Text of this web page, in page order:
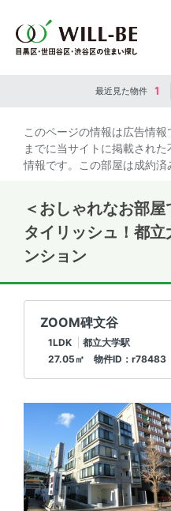
最近見た物件 1
このページの情報は広告情
までに当サイトに掲載され
情報です。この部屋は成約済
＜おしゃれなお部
タイリッシュ！都
ンション
ZOOM碑文谷
1LDK
都立大学駅
27.05㎡ 物件ID：r78483